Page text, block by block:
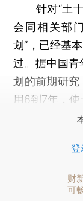
针对“土十
会同相关部
划”，已经基
过。据中国
划的前期研究
用6到7年，使
登
财
可